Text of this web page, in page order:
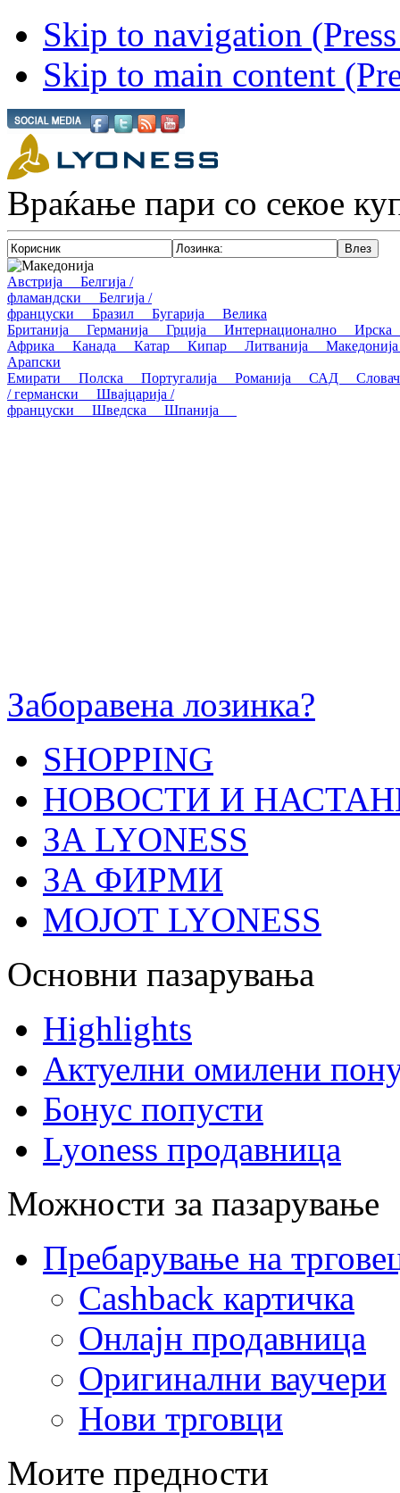
Skip to navigation
Skip to main content
Враќање пари со секое
Македонија
Австрија Белгија /
фламандски Белгија /
француски Бразил Бугарија Велика
Британија Германија Грција Интернационално
Африка Канада Катар Кипар Литванија
Арапски
Емирати Полска Португалија Романија САД
/ германски Швајцарија /
француски Шведска Шпанија
Заборавена лозинка?
SHOPPING
НОВОСТИ И
ЗА LYONESS
ЗА ФИРМИ
МОЈОТ LYONESS
Основни пазарувања
Highlights
Актуелни омилени
Бонус попусти
Lyoness продавница
Можности за пазарување
Пребарување на
Cashback картичка
Онлајн продавница
Оригинални ваучери
Нови трговци
Моите предности